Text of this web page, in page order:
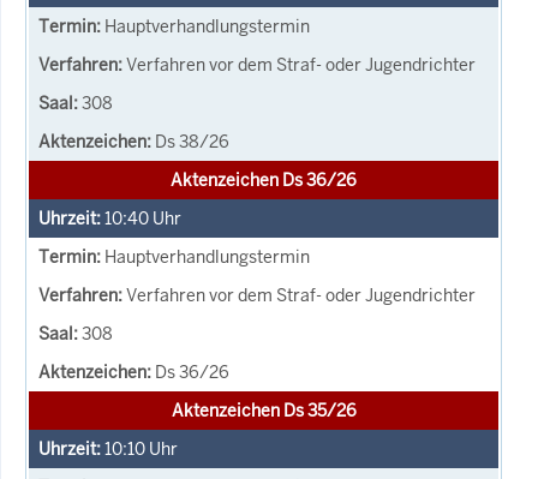
Hauptverhandlungstermin
Verfahren vor dem Straf- oder Jugendrichter
308
Ds 38/26
Aktenzeichen Ds 36/26
10:40 Uhr
Hauptverhandlungstermin
Verfahren vor dem Straf- oder Jugendrichter
308
Ds 36/26
Aktenzeichen Ds 35/26
10:10 Uhr